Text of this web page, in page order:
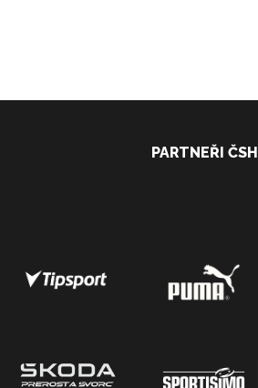
PARTNEŘI ČSH